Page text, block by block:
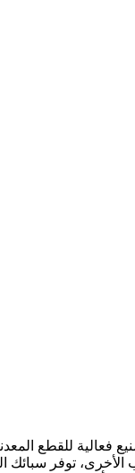
فعالية للقطع
الأخرى، توفر